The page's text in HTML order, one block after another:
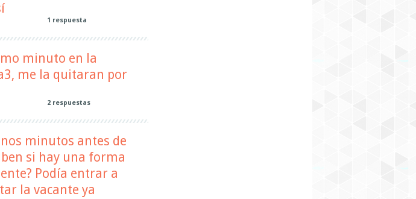
1 respuesta
minuto en la
me la quitaran por
2 respuestas
minutos antes de
si hay una forma
Podía entrar a
la vacante ya